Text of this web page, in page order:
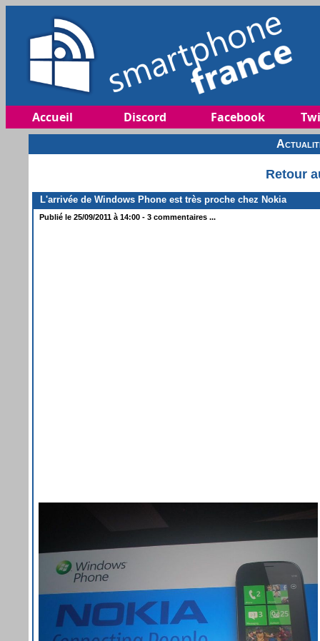
Accueil Discord Facebook
Retour
L'arrivée de Windows Phone est très proche chez Nokia
Publié le 25/09/2011 à 14:00 - 3 commentaires ...